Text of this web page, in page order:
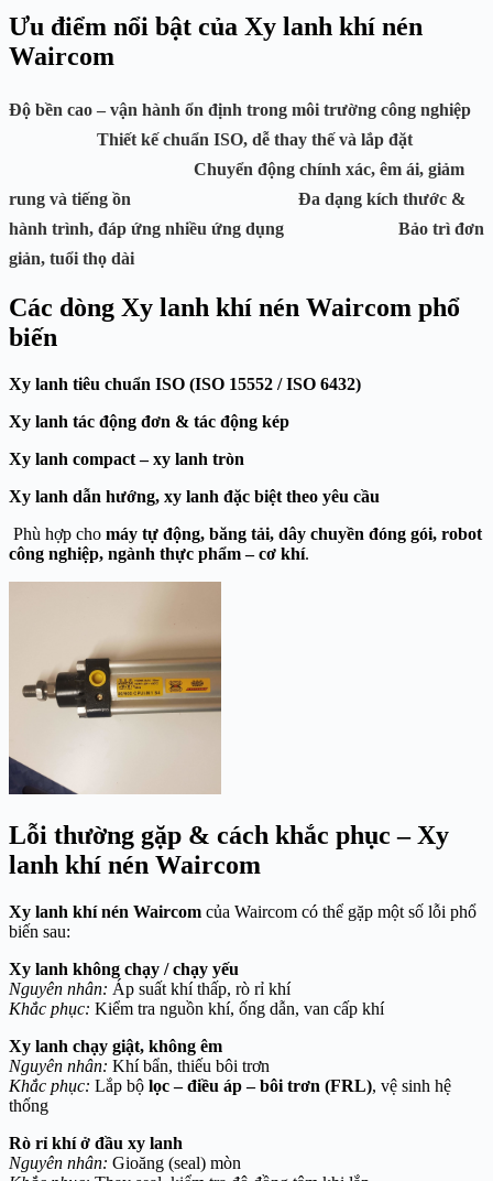
Ưu điểm nổi bật của Xy lanh khí nén
Waircom
Độ bền cao – vận hành ổn định trong môi trường công nghiệp
Thiết kế chuẩn ISO, dễ thay thế và lắp đặt
Chuyển động chính xác, êm ái, giảm
rung và tiếng ồn Đa dạng kích thước &
hành trình, đáp ứng nhiều ứng dụng Bảo trì đơn
giản, tuổi thọ dài
Các dòng Xy lanh khí nén Waircom phổ
biến
Xy lanh tiêu chuẩn ISO (ISO 15552 / ISO 6432)
Xy lanh tác động đơn & tác động kép
Xy lanh compact – xy lanh tròn
Xy lanh dẫn hướng, xy lanh đặc biệt theo yêu cầu
Phù hợp cho máy tự động, băng tải, dây chuyền đóng gói, robot
công nghiệp, ngành thực phẩm – cơ khí.
Lỗi thường gặp & cách khắc phục – Xy
lanh khí nén Waircom
Xy lanh khí nén Waircom của Waircom có thể gặp một số lỗi phổ
biến sau:
Xy lanh không chạy / chạy yếu
Nguyên nhân: Áp suất khí thấp, rò rỉ khí
Khắc phục: Kiểm tra nguồn khí, ống dẫn, van cấp khí
Xy lanh chạy giật, không êm
Nguyên nhân: Khí bẩn, thiếu bôi trơn
Khắc phục: Lắp bộ lọc – điều áp – bôi trơn (FRL), vệ sinh hệ
thống
Rò rỉ khí ở đầu xy lanh
Nguyên nhân: Gioăng (seal) mòn